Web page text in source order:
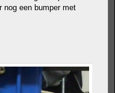
nog een bumper met